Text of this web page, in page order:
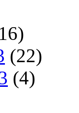
(22)
(4)